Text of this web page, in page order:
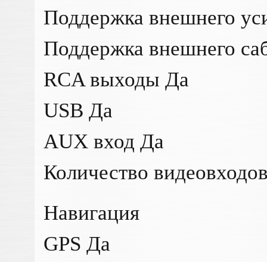
Поддержка внешнего
Поддержка внешнего
RCA выходы Да
USB Да
AUX вход Да
Количество
Навигация
GPS Да